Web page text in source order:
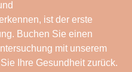
ist der erste
Buchen Sie einen
mit unserem
Ihre Gesundheit zurück.